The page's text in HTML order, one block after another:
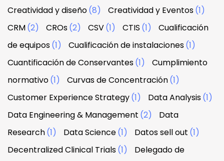
Creatividad y diseño(8) Creatividad y Eventos(1)
CRM(2) CROs(2) CSV(1) CTIS (1)
Cualificación
de equipos(1) Cualificación de instalaciones(1)
Cuantificación de Conservantes(1)
Cumplimiento
normativo(1) Curvas de Concentración(1)
Customer Experience Strategy(1) Data Analysis(1)
Data Engineering & Management (2)
Data
Research(1) Data Science(1) Datos sell out (1)
Decentralized Clinical Trials(1)
Delegado de